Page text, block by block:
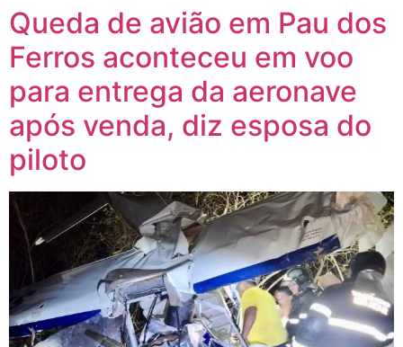
Queda de avião em Pau dos
Ferros aconteceu em voo
para entrega da aeronave
após venda, diz esposa do
piloto